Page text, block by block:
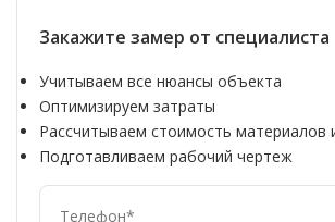
Закажите замер от специалиста
Учитываем все нюансы объекта
Оптимизируем затраты
Рассчитываем стоимость материалов
Подготавливаем рабочий чертеж